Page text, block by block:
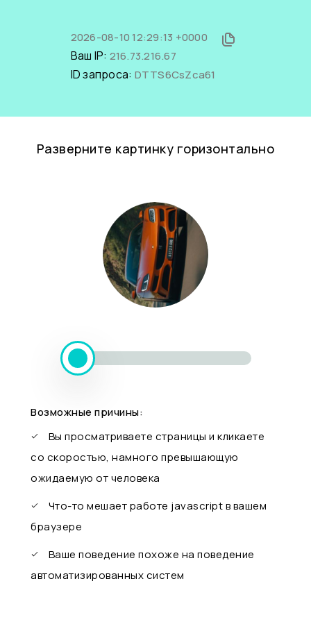
2026-08-10 12:29:13 +0000
Ваш IP: 216.73.216.67
ID запроса: DTTS6CsZca61
Разверните картинку горизонтально
Возможные причины:
Вы просматриваете страницы и кликаете
со скоростью, намного превышающую
ожидаемую от человека
Что-то мешает работе javascript в вашем
браузере
Ваше поведение похоже на поведение
автоматизированных систем